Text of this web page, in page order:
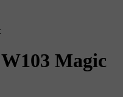
Magic